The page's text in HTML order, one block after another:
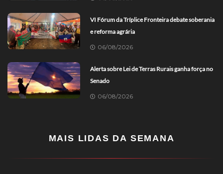
VI Fórum da Tríplice Fronteira debate soberania
e reforma agrária
06/08/2026
Alerta sobre Lei de Terras Rurais ganha força no
Senado
06/08/2026
MAIS LIDAS DA SEMANA